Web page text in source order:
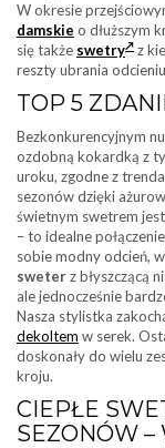
W okresie
damskie o dłuższym
się także swetry
z
reszty ubrania
TOP 5
Bezkonkurencyjnym
ozdobną kokardką z
uroku, zgodne z
sezonów dzięki
świetnym swetrem
– to idealne
sobie modny odcień,
sweterz błyszczącą
ale jednocześnie
Nasza stylistka
dekoltem w serek.
doskonały do wielu
kroju.
CIEPŁE
SEZONÓW –